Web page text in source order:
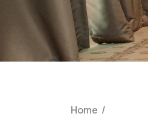
Home /